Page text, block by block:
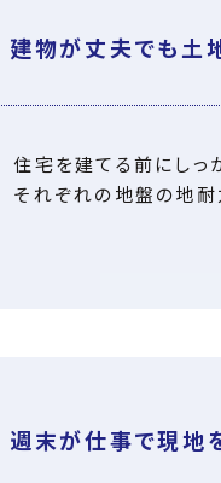
建物が丈夫でも土
住宅を建てる前にしっ
それぞれの地盤の地耐
週末が仕事で現地